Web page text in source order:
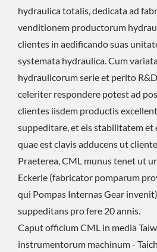
hydraulica totalis, dedicata ad
venditionem productorum
clientes in aedificando suas
systemata hydraulica. Cum
hydraulicorum serie et perito
celeriter respondere potest ad
clientes iisdem productis
suppeditare, et eis stabilitatem et
quae est clavis adducens ut
Praeterea, CML munus tenet ut
Eckerle (fabricator pomparum
qui Pompas Internas Gear
suppeditans pro fere 20 annis.
Caput officium CML in media
instrumentorum machinum -